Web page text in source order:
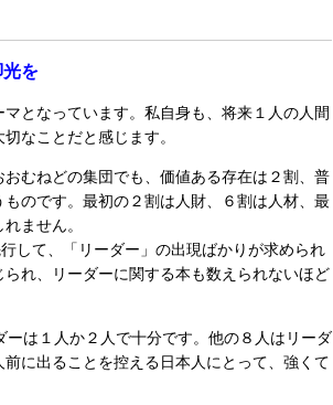
を
となっています。私自身も、将来１人の人間
なことだと感じます。
むねどの集団でも、価値ある存在は２割、普
のです。最初の２割は人財、６割は人材、最
ません。
して、「リーダー」の出現ばかりが求められ
れ、リーダーに関する本も数えられないほど
は１人か２人で十分です。他の８人はリーダ
に出ることを控える日本人にとって、強くて